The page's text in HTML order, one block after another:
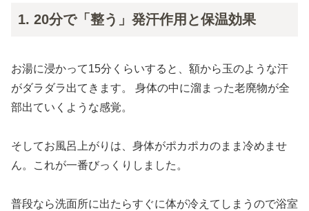
1. 20分で「整う」発汗作用と保温効果
お湯に浸かって15分くらいすると、額から玉のような汗
がダラダラ出てきます。 身体の中に溜まった老廃物が全
部出ていくような感覚。
そしてお風呂上がりは、身体がポカポカのまま冷めませ
ん。これが一番びっくりしました。
普段なら洗面所に出たらすぐに体が冷えてしまうので浴室